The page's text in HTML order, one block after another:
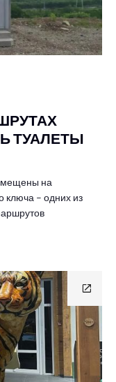
ТУАЛЕТЫ
на
ключа – одних из